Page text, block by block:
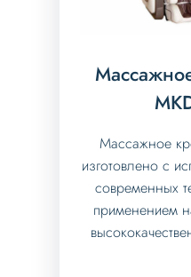
Массажное
изготовлено с
современных
применением